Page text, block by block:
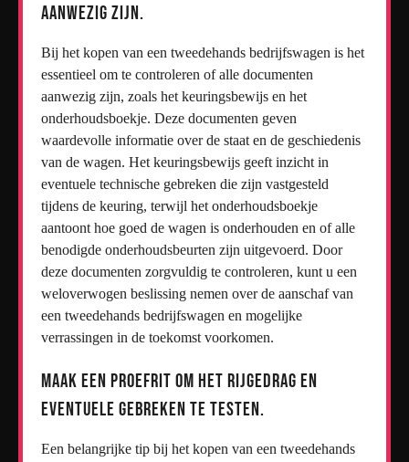
aanwezig zijn.
Bij het kopen van een tweedehands bedrijfswagen is het
essentieel om te controleren of alle documenten
aanwezig zijn, zoals het keuringsbewijs en het
onderhoudsboekje. Deze documenten geven
waardevolle informatie over de staat en de geschiedenis
van de wagen. Het keuringsbewijs geeft inzicht in
eventuele technische gebreken die zijn vastgesteld
tijdens de keuring, terwijl het onderhoudsboekje
aantoont hoe goed de wagen is onderhouden en of alle
benodigde onderhoudsbeurten zijn uitgevoerd. Door
deze documenten zorgvuldig te controleren, kunt u een
weloverwogen beslissing nemen over de aanschaf van
een tweedehands bedrijfswagen en mogelijke
verrassingen in de toekomst voorkomen.
Maak een proefrit om het rijgedrag en
eventuele gebreken te testen.
Een belangrijke tip bij het kopen van een tweedehands